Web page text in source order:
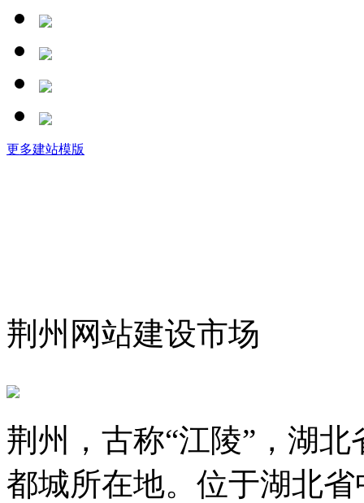
更多建站模版
荆州网站建设市场
荆州，古称“江陵”，湖
都城所在地。位于湖北